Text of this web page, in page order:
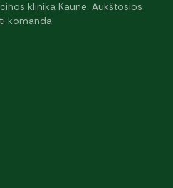
klinika Kaune. Aukštosios
komanda.